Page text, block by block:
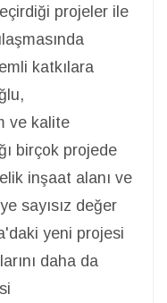
projeler ile
katkılara
ve kalite
birçok projede
inşaat alanı ve
sayısız değer
yeni projesi
daha da